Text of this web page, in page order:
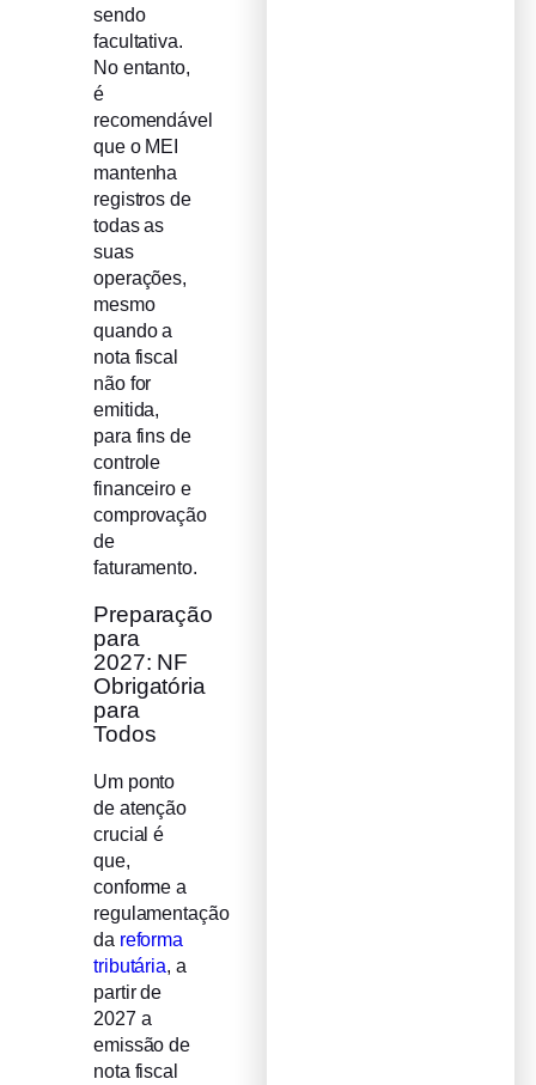
sendo
facultativa.
No entanto,
é
recomendável
que o MEI
mantenha
registros de
todas as
suas
operações,
mesmo
quando a
nota fiscal
não for
emitida,
para fins de
controle
financeiro e
comprovação
de
faturamento.
Preparação
para
2027: NF
Obrigatória
para
Todos
Um ponto
de atenção
crucial é
que,
conforme a
regulamentação
da reforma
tributária, a
partir de
2027 a
emissão de
nota fiscal